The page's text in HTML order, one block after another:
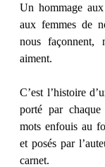
Un hommage
aux femmes de
nous façonnent,
aiment.
C’est l’histoire
porté par
mots enfouis au
et posés par
carnet.